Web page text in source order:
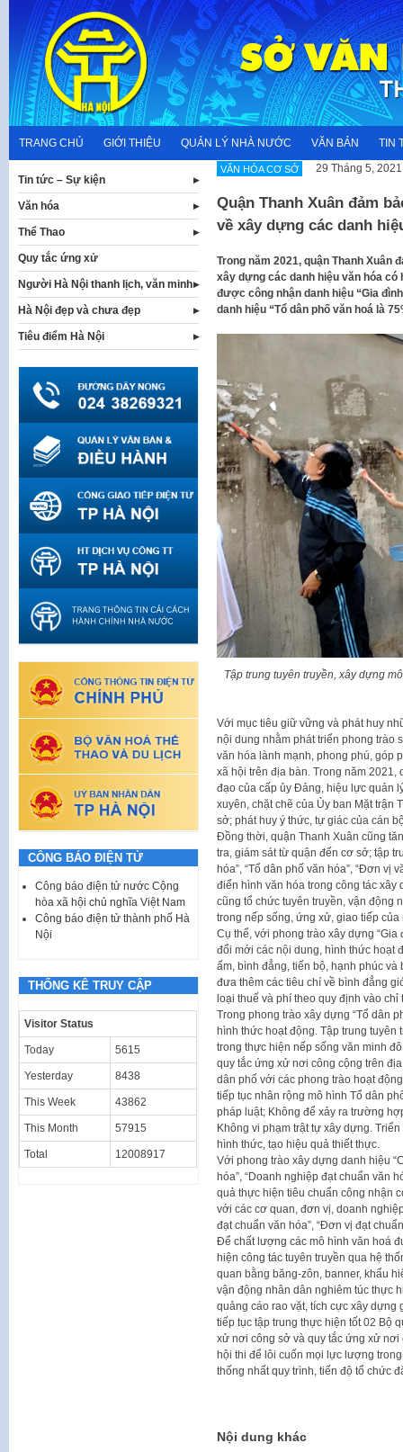
content
TRANG CHỦ GIỚI THIỆU QUẢN LÝ NHÀ NƯỚC VĂN BẢN TIN
VĂN HÓA CƠ SỞ 29 Tháng 5, 2021
Quận Thanh Xuân đảm
về xây dựng các danh
Trong năm 2021, quận Thanh Xuân
xây dựng các danh hiệu văn hóa có
được công nhận danh hiệu “Gia
danh hiệu “Tổ dân phố văn hoá là
Tập trung tuyên truyền, xây dựng
Với mục tiêu giữ vững và phát huy
nội dung nhằm phát triển phong trào
văn hóa lành mạnh, phong phú, góp
xã hội trên địa bàn. Trong năm
đạo của cấp ủy Đảng, hiệu lực quản
xuyên, chặt chẽ của Ủy ban Mặt trận
sở; phát huy ý thức, tự giác của cán
Đồng thời, quận Thanh Xuân cũng
tra, giám sát từ quận đến cơ sở; tập
hóa”, “Tổ dân phố văn hóa”, “Đơn
điển hình văn hóa trong công tác
cũng tổ chức tuyên truyền, vận động
trong nếp sống, ứng xử, giao tiếp
Cụ thể, với phong trào xây dựng
đổi mới các nội dung, hình thức hoạt
ấm, bình đẳng, tiến bộ, hạnh phúc
đưa thêm các tiêu chí về bình đẳng
loại thuế và phí theo quy định vào chỉ
Trong phong trào xây dựng “Tổ dân
hình thức hoạt động. Tập trung tuyên
trong thực hiện nếp sống văn minh
quy tắc ứng xử nơi công cộng trên
dân phố với các phong trào hoạt
tiếp tục nhân rộng mô hình Tổ dân
pháp luật; Không để xảy ra trường
Không vi phạm trật tự xây dựng.
hình thức, tạo hiệu quả thiết thực.
Với phong trào xây dựng danh hiệu
hóa”, “Doanh nghiệp đạt chuẩn văn
quả thực hiện tiêu chuẩn công nhận
với các cơ quan, đơn vị, doanh
đạt chuẩn văn hóa”, “Đơn vị đạt
Để chất lượng các mô hình văn hoá
hiện công tác tuyên truyền qua hệ
quan bằng băng-zôn, banner, khẩu
vận động nhân dân nghiêm túc thực
quảng cáo rao vặt, tích cực xây
tiếp tục tập trung thực hiện tốt 02 Bộ
xử nơi công sở và quy tắc ứng xử nơi
hội thi để lôi cuốn mọi lực lượng
thống nhất quy trình, tiến độ tổ chức
Nội dung khác
Tin tức – Sự kiện
Văn hóa
Thể Thao
Quy tắc ứng xử
Người Hà Nội thanh lịch, văn minh
Hà Nội đẹp và chưa đẹp
Tiêu điểm Hà Nội
CÔNG BÁO ĐIỆN TỬ
Công báo điện tử nước Cộng
hòa xã hội chủ nghĩa Việt Nam
Công báo điện tử thành phố Hà
Nội
THỐNG KÊ TRUY CẬP
Visitor Status
Today 5615
Yesterday 8438
This Week 43862
This Month 57915
Total 12008917